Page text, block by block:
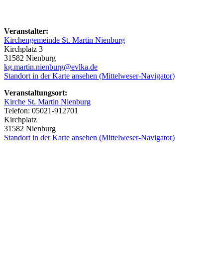
Veranstalter:
Kirchengemeinde St. Martin Nienburg
Kirchplatz 3
31582 Nienburg
kg.martin.nienburg@evlka.de
Standort in der Karte ansehen (Mittelweser-Navigator)
Veranstaltungsort:
Kirche St. Martin Nienburg
Telefon: 05021-912701
Kirchplatz
31582 Nienburg
Standort in der Karte ansehen (Mittelweser-Navigator)